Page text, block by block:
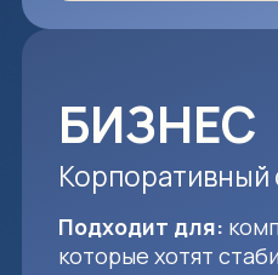
БИЗНЕС
Корпоративный
Подходит для:
которые хотят